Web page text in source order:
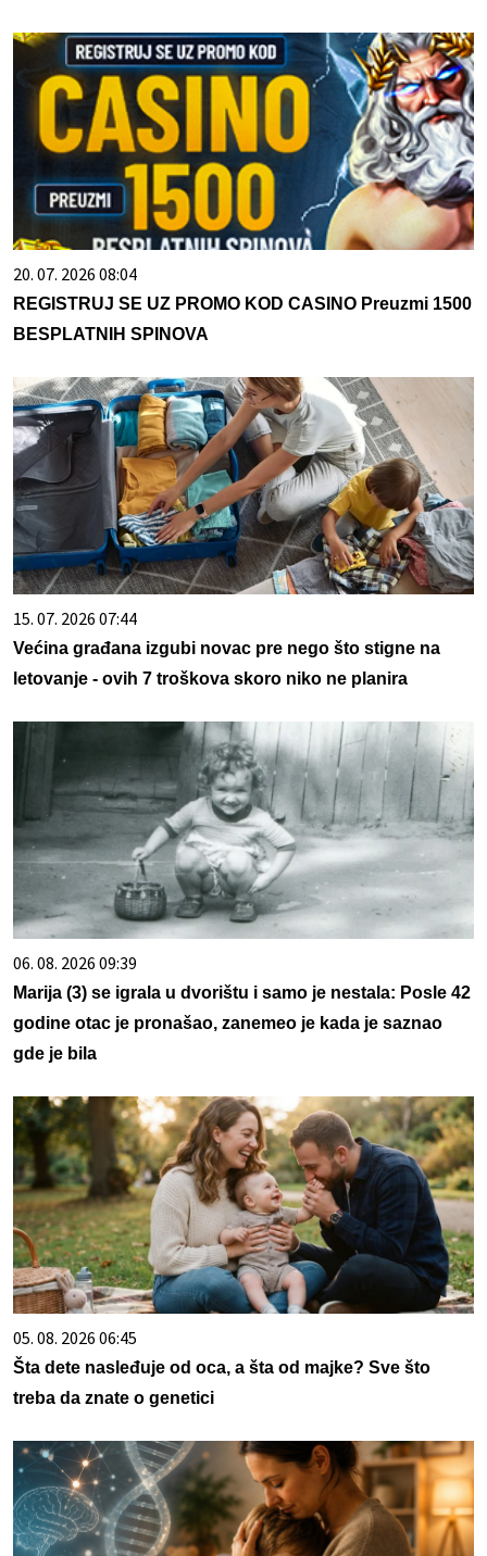
20. 07. 2026 08:04
REGISTRUJ SE UZ PROMO KOD CASINO Preuzmi 1500
BESPLATNIH SPINOVA
15. 07. 2026 07:44
Većina građana izgubi novac pre nego što stigne na
letovanje - ovih 7 troškova skoro niko ne planira
06. 08. 2026 09:39
Marija (3) se igrala u dvorištu i samo je nestala: Posle 42
godine otac je pronašao, zanemeo je kada je saznao
gde je bila
05. 08. 2026 06:45
Šta dete nasleđuje od oca, a šta od majke? Sve što
treba da znate o genetici